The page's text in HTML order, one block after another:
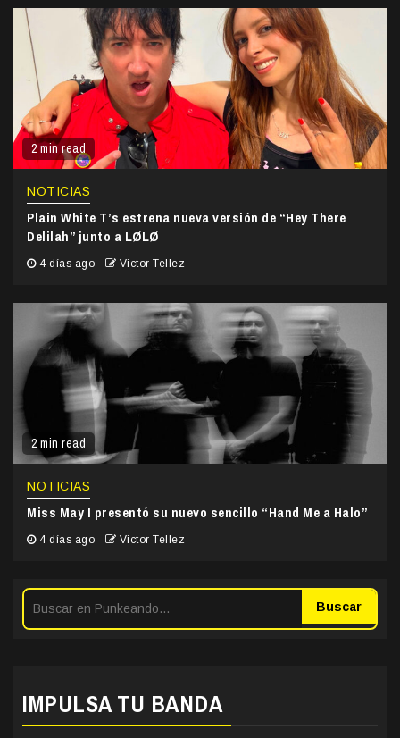
2 min read
NOTICIAS
Plain White T’s estrena nueva versión de “Hey There
Delilah” junto a LØLØ
4 días ago Victor Tellez
2 min read
NOTICIAS
Miss May I presentó su nuevo sencillo “Hand Me a Halo”
4 días ago Victor Tellez
Buscar
IMPULSA TU BANDA